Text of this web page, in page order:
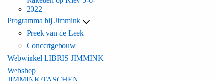
2022
Programma bij Jimmink
Preek van de Leek
Concertgebouw
Webwinkel LIBRIS JIMMINK
Webshop